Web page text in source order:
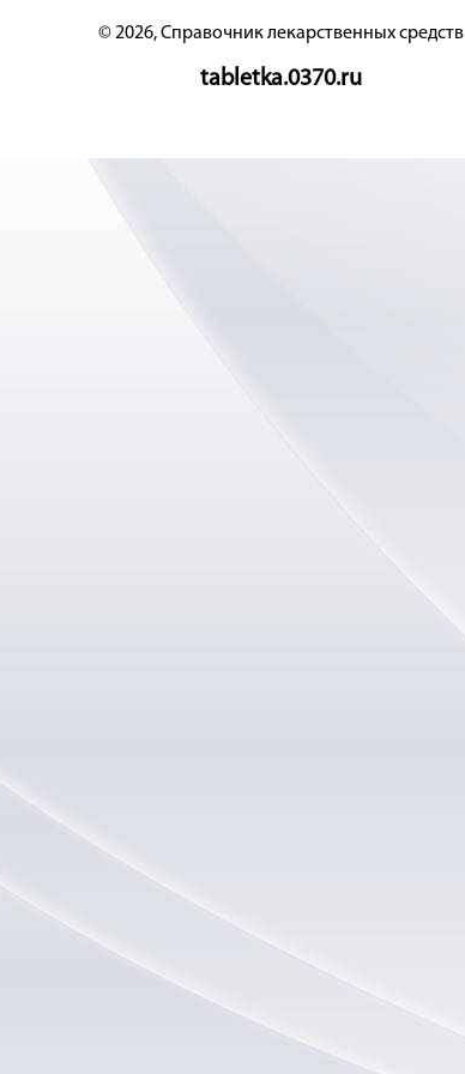
© 2026, Справочник лекарственных средств
tabletka.0370.ru